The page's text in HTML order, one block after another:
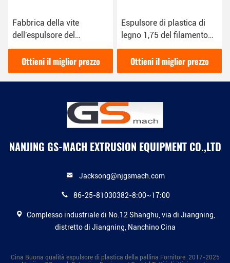
Fabbrica della vite
dell'espulsore del
filamento della stampante
di tolleranza 3D di 0,03
millimetri singola diretta
Ottieni il miglior prezzo
Espulsore di plastica di
legno 1,75 del filamento
della stampante 3D di PLA
linea dell'estrusione da
3,00 millimetri
Ottieni il miglior prezzo
NANJING GS-MACH EXTRUSION EQUIPMENT CO.,LTD
Jacksong@njgsmach.com
86-25-81030382-8:00~17:00
Complesso industriale di No.12 Shanghu, via di Jiangning,
distretto di Jiangning, Nanchino Cina
Cina Buona qualità espulsore di plastica della pallina Fornitore. 2017-2025